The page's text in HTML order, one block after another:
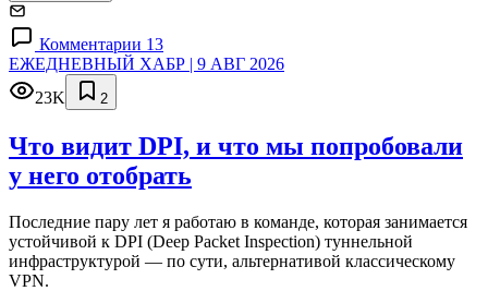
Комментарии 13
ЕЖЕДНЕВНЫЙ ХАБР | 9 АВГ 2026
23K
2
Что видит DPI, и что мы попробовали
у него отобрать
Последние пару лет я работаю в команде, которая занимается
устойчивой к DPI (Deep Packet Inspection) туннельной
инфраструктурой — по сути, альтернативой классическому
VPN.